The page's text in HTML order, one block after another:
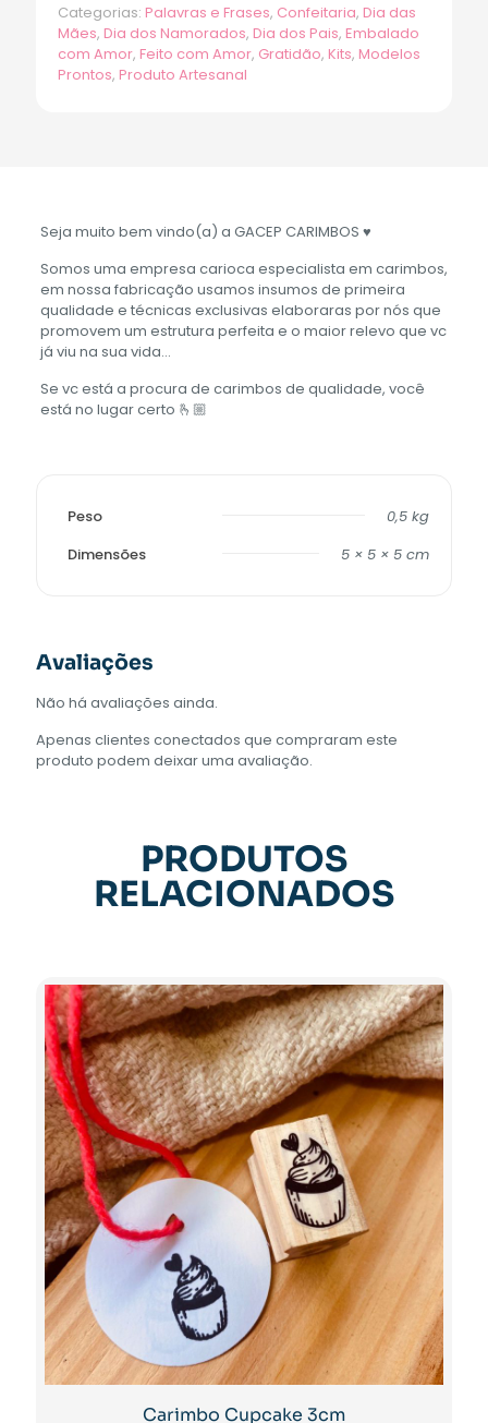
Categorias: Palavras e Frases, Confeitaria, Dia das
Mães, Dia dos Namorados, Dia dos Pais, Embalado
com Amor, Feito com Amor, Gratidão, Kits, Modelos
Prontos, Produto Artesanal
Seja muito bem vindo(a) a GACEP CARIMBOS ♥️
Somos uma empresa carioca especialista em carimbos,
em nossa fabricação usamos insumos de primeira
qualidade e técnicas exclusivas elaboraras por nós que
promovem um estrutura perfeita e o maior relevo que vc
já viu na sua vida…
Se vc está a procura de carimbos de qualidade, você
está no lugar certo 🫰🏼
Peso
0,5 kg
Dimensões
5 × 5 × 5 cm
Avaliações
Não há avaliações ainda.
Apenas clientes conectados que compraram este
produto podem deixar uma avaliação.
PRODUTOS
RELACIONADOS
Carimbo Cupcake 3cm